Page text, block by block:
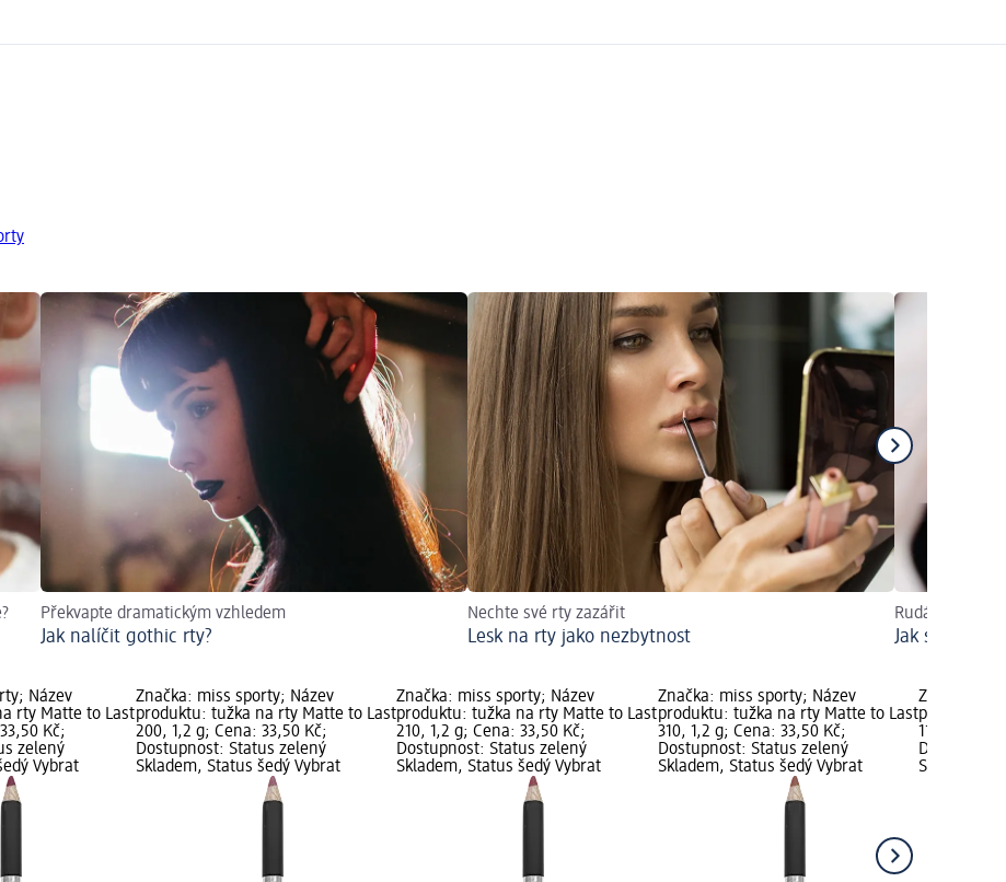
Překvapte dramatickým vzhledem
Jak nalíčit gothic rty?
Nechte své rty zazářit
Lesk na rty jako nezbytnost
Rudá jako
Jak si nalíčit
Název
rty Matte to Last
Kč;
zelený
Vybrat
Značka: miss sporty; Název
produktu: tužka na rty Matte to Last
200, 1,2 g; Cena: 33,50 Kč;
Dostupnost: Status zelený
Skladem, Status šedý Vybrat
Značka: miss sporty; Název
produktu: tužka na rty Matte to Last
210, 1,2 g; Cena: 33,50 Kč;
Dostupnost: Status zelený
Skladem, Status šedý Vybrat
Značka: miss sporty; Název
produktu: tužka na rty Matte to Last
310, 1,2 g; Cena: 33,50 Kč;
Dostupnost: Status zelený
Skladem, Status šedý Vybrat
Značka:
produktu:
110, 1,2 g;
Skladem,